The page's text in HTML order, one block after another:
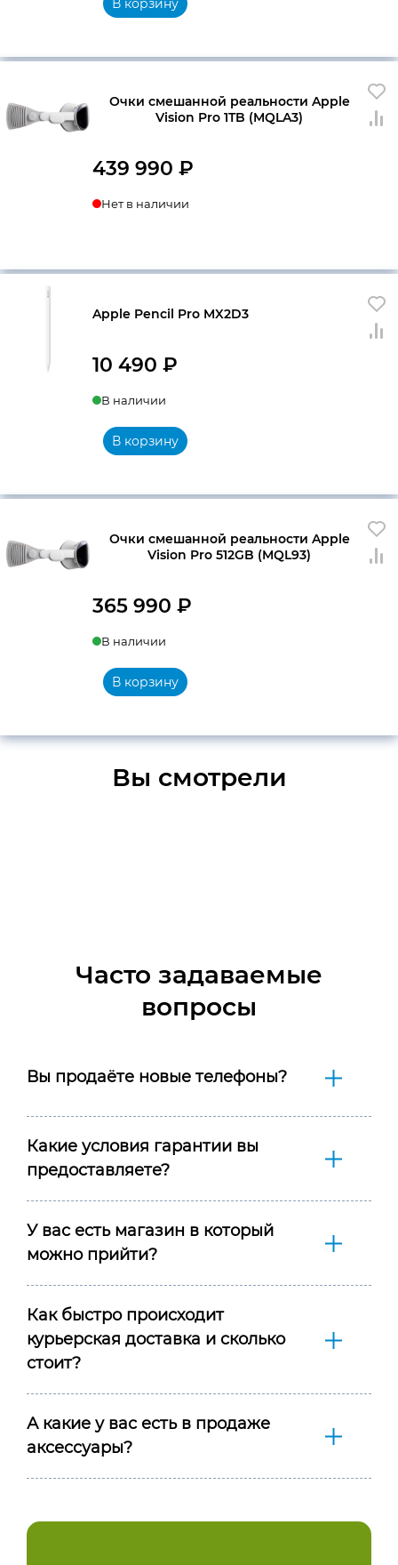
В корзину
Очки смешанной реальности Apple
Vision Pro 1TB (MQLA3)
439 990 ₽
Нет в наличии
Apple Pencil Pro MX2D3
10 490 ₽
В наличии
В корзину
Очки смешанной реальности Apple
Vision Pro 512GB (MQL93)
365 990 ₽
В наличии
В корзину
Вы смотрели
Часто задаваемые
вопросы
Вы продаёте новые телефоны?
Какие условия гарантии вы
предоставляете?
У вас есть магазин в который
можно прийти?
Как быстро происходит
курьерская доставка и сколько
стоит?
А какие у вас есть в продаже
аксессуары?